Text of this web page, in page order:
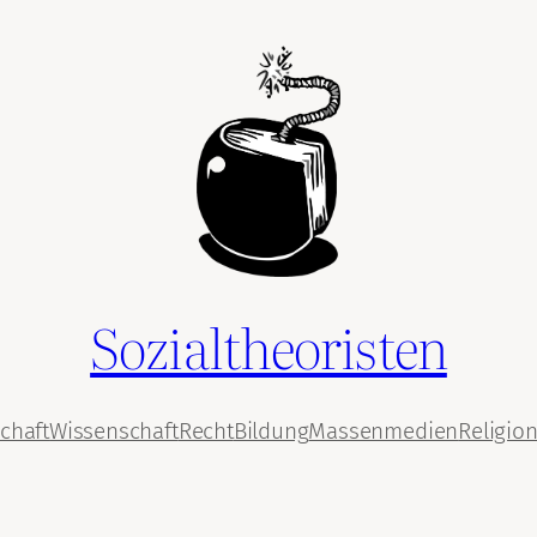
Sozialtheoristen
WissenschaftRechtBildungMassenmedienReligion